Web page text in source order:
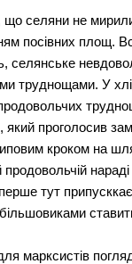
селяни не
посівних площ.
селянське
труднощами. У
який проголосив
кроком на
продовольчій
тут
марксистів